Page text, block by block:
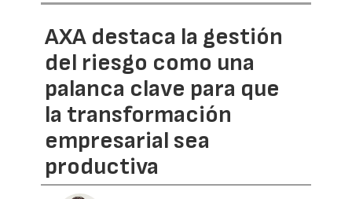
AXA destaca la gestión
del riesgo como una
palanca clave para que
la transformación
empresarial sea
productiva